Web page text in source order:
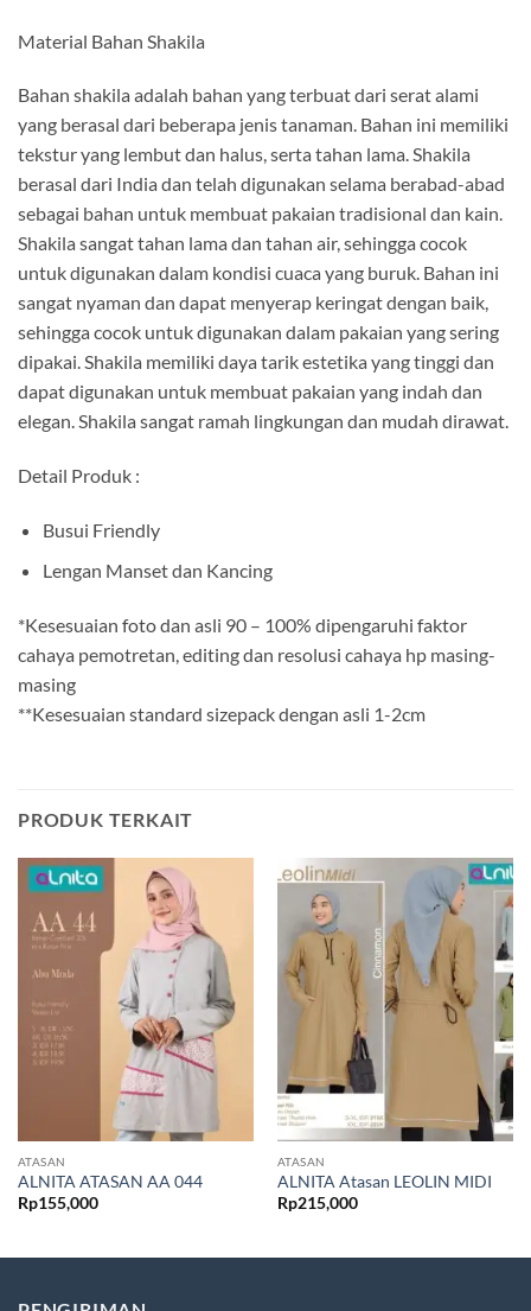
Material Bahan Shakila
Bahan shakila adalah bahan yang terbuat dari serat alami
yang berasal dari beberapa jenis tanaman. Bahan ini memiliki
tekstur yang lembut dan halus, serta tahan lama. Shakila
berasal dari India dan telah digunakan selama berabad-abad
sebagai bahan untuk membuat pakaian tradisional dan kain.
Shakila sangat tahan lama dan tahan air, sehingga cocok
untuk digunakan dalam kondisi cuaca yang buruk. Bahan ini
sangat nyaman dan dapat menyerap keringat dengan baik,
sehingga cocok untuk digunakan dalam pakaian yang sering
dipakai. Shakila memiliki daya tarik estetika yang tinggi dan
dapat digunakan untuk membuat pakaian yang indah dan
elegan. Shakila sangat ramah lingkungan dan mudah dirawat.
Detail Produk :
Busui Friendly
Lengan Manset dan Kancing
*Kesesuaian foto dan asli 90 – 100% dipengaruhi faktor
cahaya pemotretan, editing dan resolusi cahaya hp masing-
masing
**Kesesuaian standard sizepack dengan asli 1-2cm
PRODUK TERKAIT
ATASAN
ALNITA ATASAN AA 044
Rp155,000
ATASAN
ALNITA Atasan LEOLIN MIDI
Rp215,000